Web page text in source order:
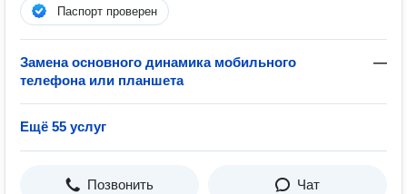
Паспорт проверен
Замена основного динамика мобильного
телефона или планшета
—
Ещё 55 услуг
Позвонить Чат